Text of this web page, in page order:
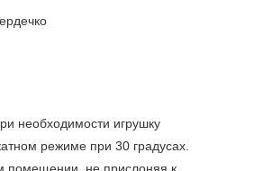
необходимости игрушку
режиме при 30 градусах.